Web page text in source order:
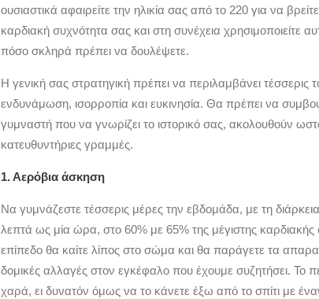
ουσιαστικά αφαιρείτε την ηλικία σας από το 220 για να
καρδιακή συχνότητα σας και στη συνέχεια χρησιμοποιείτε
πόσο σκληρά πρέπει να δουλέψετε.
Η γενική σας στρατηγική πρέπει να περιλαμβάνει τέσσερις
ενδυνάμωση, ισορροπία και ευκινησία. Θα πρέπει να
γυμναστή που να γνωρίζει το ιστορικό σας, ακολουθούν
κατευθυντήριες γραμμές.
1. Αερόβια άσκηση
Να γυμνάζεστε τέσσερις μέρες την εβδομάδα, με τη
λεπτά ως μία ώρα, στο 60% με 65% της μέγιστης
επίπεδο θα καίτε λίπος στο σώμα και θα παράγετε τα
δομικές αλλαγές στον εγκέφαλο που έχουμε συζητήσει. Το
χαρά, ει δυνατόν όμως να το κάνετε έξω από το σπίτι με